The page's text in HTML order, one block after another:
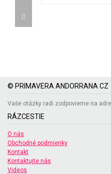
© PRIMAVERA ANDORRANA CZ
Vaše otázky radi zodpovieme na
RÁZCESTIE
O nás
Obchodné podmienky
Kontakt
Kontaktujte nás
Videos